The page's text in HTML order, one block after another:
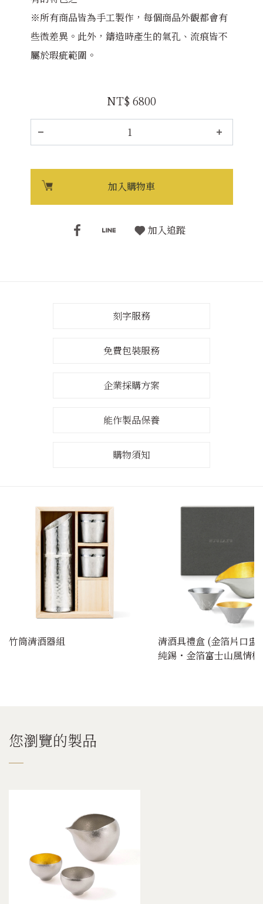
※所有商品皆為手工製作，每個商品外觀都會有
些微差異。此外，鑄造時產生的氣孔、流痕皆不
屬於瑕疵範圍。
NT$ 6800
加入購物車
加入追蹤
刻字服務
免費包裝服務
企業採購方案
能作製品保養
購物須知
竹筒清酒器組
清酒具禮盒 (金箔片口盅
純錫・金箔富士山風情
您瀏覽的製品